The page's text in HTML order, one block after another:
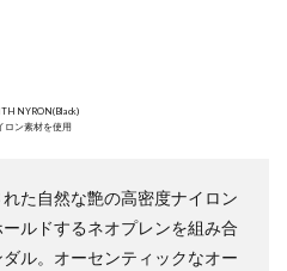
NYRON(Black)
ロン素材を使用
た自然な艶の高密度ナイロン
ルドするネオプレンを組み合
ル。オーセンティックなオー